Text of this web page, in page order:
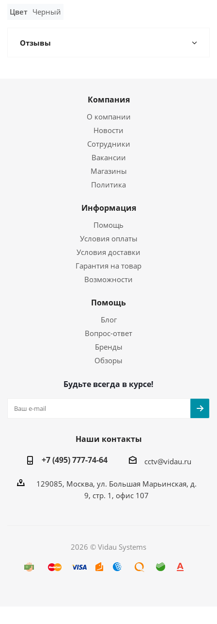
Цвет Черный
Отзывы
Компания
О компании
Новости
Сотрудники
Вакансии
Магазины
Политика
Информация
Помощь
Условия оплаты
Условия доставки
Гарантия на товар
Возможности
Помощь
Блог
Вопрос-ответ
Бренды
Обзоры
Будьте всегда в курсе!
Наши контакты
+7 (495) 777-74-64
cctv@vidau.ru
129085, Москва, ул. Большая Марьинская, д.
9, стр. 1, офис 107
2026 © Vidau Systems